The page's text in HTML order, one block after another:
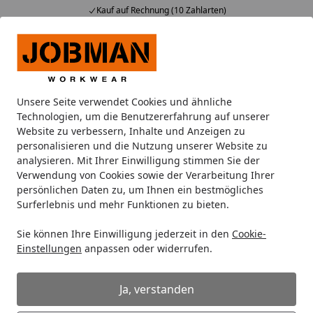
Unsere Seite verwendet Cookies und ähnliche
Technologien, um die Benutzererfahrung auf unserer
Website zu verbessern, Inhalte und Anzeigen zu
personalisieren und die Nutzung unserer Website zu
analysieren. Mit Ihrer Einwilligung stimmen Sie der
Verwendung von Cookies sowie der Verarbeitung Ihrer
persönlichen Daten zu, um Ihnen ein bestmögliches
Surferlebnis und mehr Funktionen zu bieten.
Sie können Ihre Einwilligung jederzeit in den Cookie-
Einstellungen anpassen oder widerrufen.
Ja, verstanden
Kauf auf Rechnung (10 Zahlarten)
Alle Produkte
Mein Konto
Suchen
Startseite
Tipps zum Aufbau einer Karibu Sauna
Tipps zum Aufbau einer Karibu
Gartensauna
Aufstellort
bestimmt.
Für Bepflanzungen (um das Saunahaus) ab einer
Wuchshöhe von 10 cm muss ein Mindestabstand von
2 m um das Saunahaus eingehalten werden. Dies
dient ausschließlich der ausreichenden Belüftung der